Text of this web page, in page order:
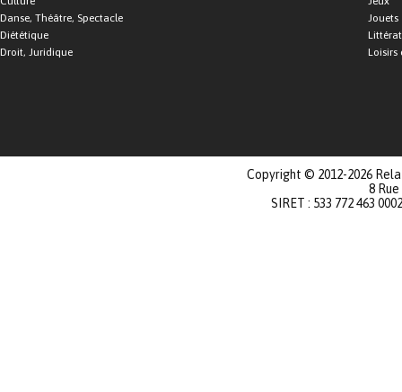
Danse, Théâtre, Spectacle
Diététique
Droit, Juridique
Jouets
Loisirs
Copyright © 2012-2026
8
SIRET : 533 772 463